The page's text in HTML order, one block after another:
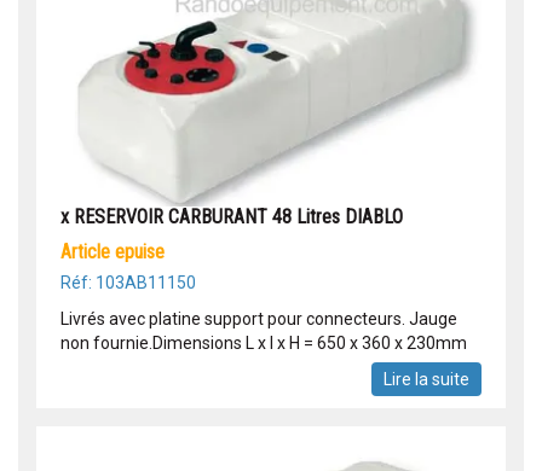
x RESERVOIR CARBURANT 48 Litres DIABLO
article epuise
Réf: 103AB11150
Livrés avec platine support pour connecteurs. Jauge
non fournie.Dimensions L x l x H = 650 x 360 x 230mm
Lire la suite